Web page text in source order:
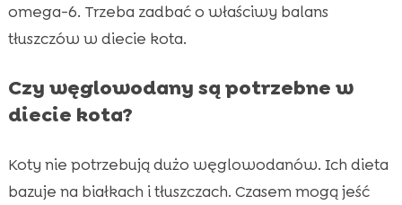
omega-6. Trzeba zadbać o właściwy balans
tłuszczów w diecie kota.
Czy węglowodany są potrzebne w
diecie kota?
Koty nie potrzebują dużo węglowodanów. Ich dieta
bazuje na białkach i tłuszczach. Czasem mogą jeść